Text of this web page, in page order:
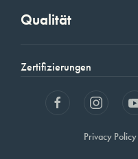
Qualität
Zertifizierungen
Privacy Policy